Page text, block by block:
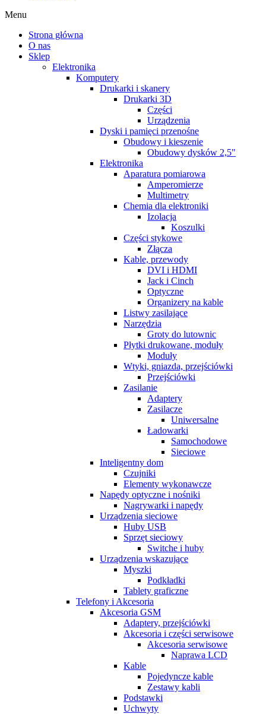
Menu
Strona główna
O nas
Sklep
Elektronika
Komputery
Drukarki i skanery
Drukarki 3D
Części
Urządzenia
Dyski i pamięci przenośne
Obudowy i kieszenie
Obudowy dysków 2,5"
Elektronika
Aparatura pomiarowa
Amperomierze
Multimetry
Chemia dla elektroniki
Izolacja
Koszulki
Części stykowe
Złącza
Kable, przewody
DVI i HDMI
Jack i Cinch
Optyczne
Organizery na kable
Listwy zasilające
Narzędzia
Groty do lutownic
Płytki drukowane, moduły
Moduły
Wtyki, gniazda, przejściówki
Przejściówki
Zasilanie
Adaptery
Zasilacze
Uniwersalne
Ładowarki
Samochodowe
Sieciowe
Inteligentny dom
Czujniki
Elementy wykonawcze
Napędy optyczne i nośniki
Nagrywarki i napędy
Urządzenia sieciowe
Huby USB
Sprzęt sieciowy
Switche i huby
Urządzenia wskazujące
Myszki
Podkładki
Tablety graficzne
Telefony i Akcesoria
Akcesoria GSM
Adaptery, przejściówki
Akcesoria i części serwisowe
Akcesoria serwisowe
Naprawa LCD
Kable
Pojedyncze kable
Zestawy kabli
Podstawki
Uchwyty